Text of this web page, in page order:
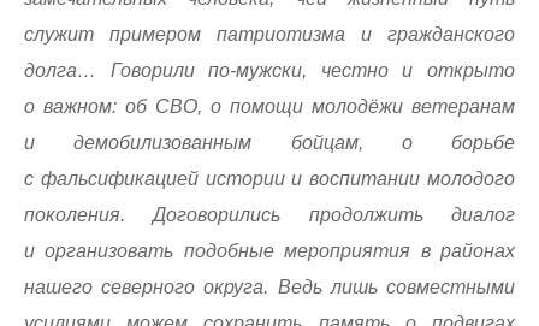
служит примером патриотизма и гражданского
долга… Говорили по‑мужски, честно и открыто
о важном: об СВО, о помощи молодёжи ветеранам
и демобилизованным бойцам, о борьбе
с фальсификацией истории и воспитании молодого
поколения. Договорились продолжить диалог
и организовать подобные мероприятия в районах
нашего северного округа. Ведь лишь совместными